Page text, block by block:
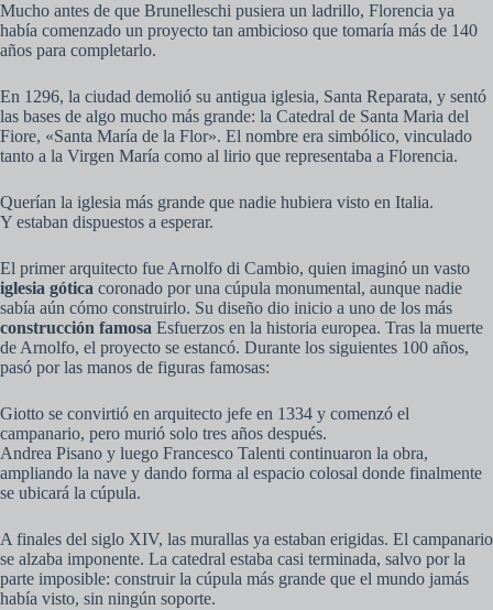
Mucho antes de que Brunelleschi pusiera un ladrillo, Florencia ya
había comenzado un proyecto tan ambicioso que tomaría más de 140
años para completarlo.
En 1296, la ciudad demolió su antigua iglesia, Santa Reparata, y sentó
las bases de algo mucho más grande: la Catedral de Santa Maria del
Fiore, «Santa María de la Flor». El nombre era simbólico, vinculado
tanto a la Virgen María como al lirio que representaba a Florencia.
Querían la iglesia más grande que nadie hubiera visto en Italia.
Y estaban dispuestos a esperar.
El primer arquitecto fue Arnolfo di Cambio, quien imaginó un vasto
iglesia gótica coronado por una cúpula monumental, aunque nadie
sabía aún cómo construirlo. Su diseño dio inicio a uno de los más
construcción famosa Esfuerzos en la historia europea. Tras la muerte
de Arnolfo, el proyecto se estancó. Durante los siguientes 100 años,
pasó por las manos de figuras famosas:
Giotto se convirtió en arquitecto jefe en 1334 y comenzó el
campanario, pero murió solo tres años después.
Andrea Pisano y luego Francesco Talenti continuaron la obra,
ampliando la nave y dando forma al espacio colosal donde finalmente
se ubicará la cúpula.
A finales del siglo XIV, las murallas ya estaban erigidas. El campanario
se alzaba imponente. La catedral estaba casi terminada, salvo por la
parte imposible: construir la cúpula más grande que el mundo jamás
había visto, sin ningún soporte.